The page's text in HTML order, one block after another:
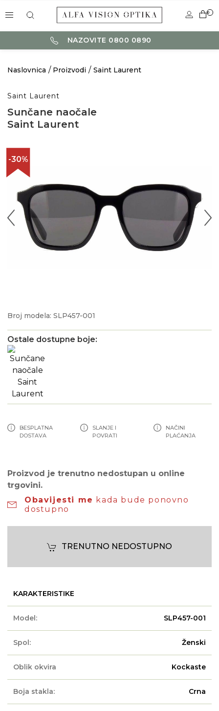
0
NAZOVITE 0800 0890
Naslovnica Proizvodi Saint Laurent
Saint Laurent
Sunčane naočale
Saint Laurent
-30%
Broj modela: SLP457-001
Ostale dostupne boje:
BESPLATNA
DOSTAVA
SLANJE I
POVRATI
NAČINI
PLAĆANJA
Proizvod je trenutno nedostupan u online
trgovini.
Obavijesti me kada bude ponovno
dostupno
TRENUTNO NEDOSTUPNO
KARAKTERISTIKE
Model: SLP457-001
Spol: Ženski
Oblik okvira Kockaste
Boja stakla: Crna